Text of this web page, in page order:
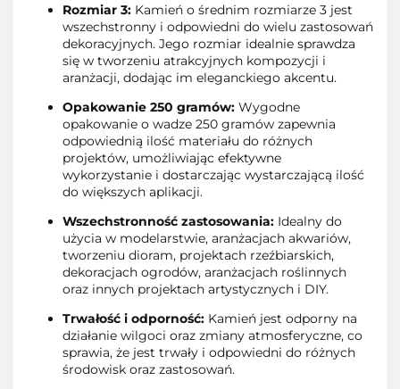
Rozmiar 3: Kamień o średnim rozmiarze 3 jest
wszechstronny i odpowiedni do wielu zastosowań
dekoracyjnych. Jego rozmiar idealnie sprawdza
się w tworzeniu atrakcyjnych kompozycji i
aranżacji, dodając im eleganckiego akcentu.
Opakowanie 250 gramów: Wygodne
opakowanie o wadze 250 gramów zapewnia
odpowiednią ilość materiału do różnych
projektów, umożliwiając efektywne
wykorzystanie i dostarczając wystarczającą ilość
do większych aplikacji.
Wszechstronność zastosowania: Idealny do
użycia w modelarstwie, aranżacjach akwariów,
tworzeniu dioram, projektach rzeźbiarskich,
dekoracjach ogrodów, aranżacjach roślinnych
oraz innych projektach artystycznych i DIY.
Trwałość i odporność: Kamień jest odporny na
działanie wilgoci oraz zmiany atmosferyczne, co
sprawia, że jest trwały i odpowiedni do różnych
środowisk oraz zastosowań.